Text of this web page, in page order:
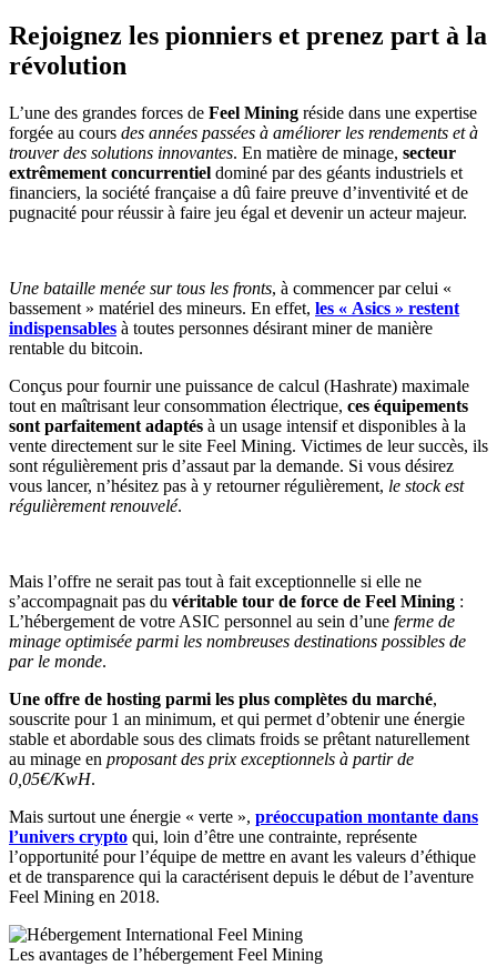
Rejoignez les pionniers et prenez part à la
révolution
L’une des grandes forces de Feel Mining réside dans une expertise
forgée au cours des années passées à améliorer les rendements et à
trouver des solutions innovantes. En matière de minage, secteur
extrêmement concurrentiel dominé par des géants industriels et
financiers, la société française a dû faire preuve d’inventivité et de
pugnacité pour réussir à faire jeu égal et devenir un acteur majeur.
Une bataille menée sur tous les fronts, à commencer par celui «
bassement » matériel des mineurs. En effet, les « Asics » restent
indispensables à toutes personnes désirant miner de manière
rentable du bitcoin.
Conçus pour fournir une puissance de calcul (Hashrate) maximale
tout en maîtrisant leur consommation électrique, ces équipements
sont parfaitement adaptés à un usage intensif et disponibles à la
vente directement sur le site Feel Mining. Victimes de leur succès, ils
sont régulièrement pris d’assaut par la demande. Si vous désirez
vous lancer, n’hésitez pas à y retourner régulièrement, le stock est
régulièrement renouvelé.
Mais l’offre ne serait pas tout à fait exceptionnelle si elle ne
s’accompagnait pas du véritable tour de force de Feel Mining :
L’hébergement de votre ASIC personnel au sein d’une ferme de
minage optimisée parmi les nombreuses destinations possibles de
par le monde.
Une offre de hosting parmi les plus complètes du marché,
souscrite pour 1 an minimum, et qui permet d’obtenir une énergie
stable et abordable sous des climats froids se prêtant naturellement
au minage en proposant des prix exceptionnels à partir de
0,05€/KwH.
Mais surtout une énergie « verte », préoccupation montante dans
l’univers crypto qui, loin d’être une contrainte, représente
l’opportunité pour l’équipe de mettre en avant les valeurs d’éthique
et de transparence qui la caractérisent depuis le début de l’aventure
Feel Mining en 2018.
Les avantages de l’hébergement Feel Mining